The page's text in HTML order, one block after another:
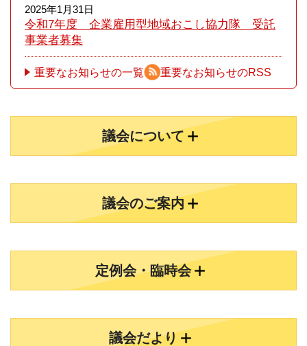
2025年1月31日
令和7年度 企業雇用型地域おこし協力隊 受託
事業者募集
重要なお知らせの一覧 重要なお知らせのRSS
議会について
議会のご案内
定例会・臨時会
議会だより